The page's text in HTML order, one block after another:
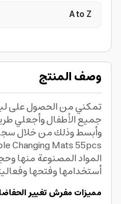
A to Z
وصف المنتج
تمكني من الحصول على
جميع الأطفال وأجعلي
المواد المصنوعة منها
أستخدامها وفتحها
مميزات مفرش تغيير